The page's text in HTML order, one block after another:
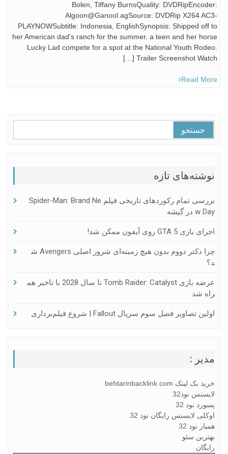
Bolen, Tiffany BurnsQuality: DVDRipEncoder:
Algoon@Ganool.agSource: DVDRip X264 AC3-
PLAYNOWSubtitle: Indonesia, EnglishSynopsis: Shipped off to
her American dad’s ranch for the summer, a teen and her horse
Lucky Lad compete for a spot at the National Youth Rodeo.
Trailer Screenshot Watch […]
Read More
برای:
نوشته‌های تازه
بررسی تمام رکوردهای تاریخی فیلم Spider-Man: Brand Ne
W Day در گیشه
اجرای بازی GTA 5 روی آیفون ممکن شد!
چرا دکتر دووم بدون هیچ زمینه‌ای شرور اصلی Avengers ش
د؟
عرضه بازی Tomb Raider: Catalyst تا سال 2028 با تاخیر هم
راه شد
اولین تصاویر فصل سوم سریال Fallout | شروع فیلم‌برداری
مدیر :
خرید بک لینک behtarinbacklink.com
لایسنس نود32
پسورد نود 32
اوکلی لایسنس رایگان نود 32
همیار نود 32
بهترین سئو
رایگان